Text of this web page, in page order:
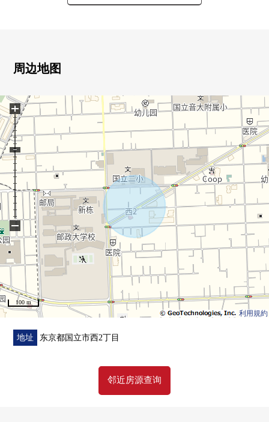
0土地面积308.59平米
・虽然是否是否"出售是以前买房是以前"想重新购买可是不
・想把握拥有房地产的行情。
・因为剩下自己的家的住宅贷款所以想谈无勉强的资金计
划。
同顾客的情形相适应，合计，从住在的买房到出售，支
援。
首先，在免费热线，请命令拥有房地产的概要。
"免费评估的申请"
免费热线0120-323-085
周边地图
利用規約
100 m
+
−
地址 东京都国立市西2丁目
邻近房源查询